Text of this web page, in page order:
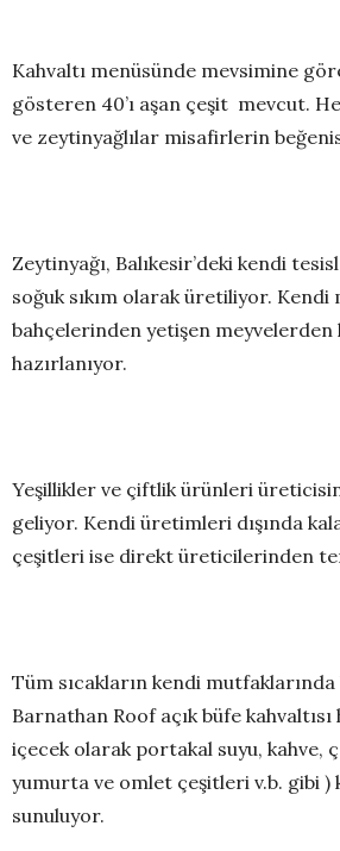
Kahvaltı menüsünde mevsimine
gösteren 40’ı aşan çeşit mevcut.
ve zeytinyağlılar misafirlerin
Zeytinyağı, Balıkesir’deki kendi
soğuk sıkım olarak üretiliyor. Kendi
bahçelerinden yetişen meyvelerden
hazırlanıyor.
Yeşillikler ve çiftlik ürünleri
geliyor. Kendi üretimleri dışında
çeşitleri ise direkt üreticilerinden
Tüm sıcakların kendi mutfaklarında
Barnathan Roof açık büfe kahvaltısı
içecek olarak portakal suyu, kahve,
yumurta ve omlet çeşitleri v.b. gibi )
sunuluyor.